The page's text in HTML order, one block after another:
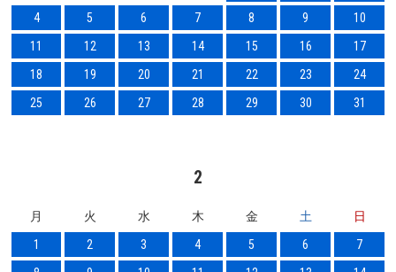
4
5 6 7 8 9
10
11
12 13 14 15 16
17
18
19 20 21 22 23
24
25
26 27 28 29 30 31
2
月 火 水 木 金 土
日
1
2 3 4 5 6
7